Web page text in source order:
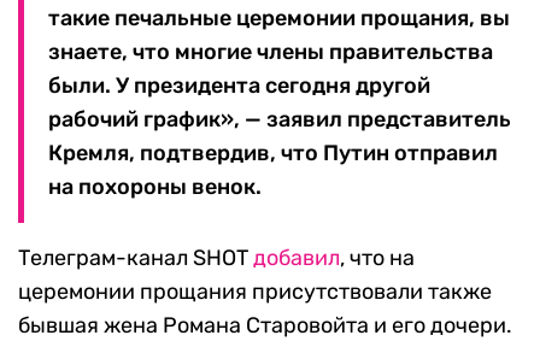
такие печальные церемонии прощания, вы
знаете, что многие члены правительства
были. У президента сегодня другой
рабочий график», — заявил представитель
Кремля, подтвердив, что Путин отправил
на похороны венок.
Телеграм-канал SHOTдобавил, что на
церемонии прощания присутствовали также
бывшая жена Романа Старовойта и его дочери.